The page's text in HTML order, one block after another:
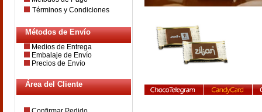
Términos y Condiciones
Métodos de Envío
Medios de Entrega
Embalaje de Envío
Precios de Envío
Área del Cliente